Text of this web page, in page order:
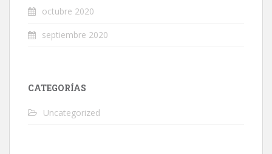
octubre 2020
septiembre 2020
CATEGORÍAS
Uncategorized